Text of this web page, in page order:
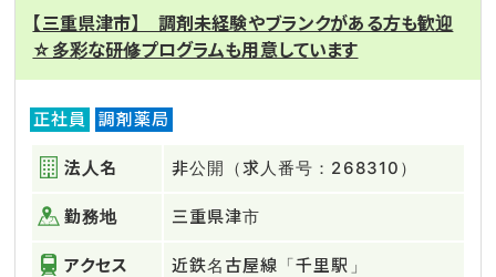
【三重県津市】 調剤未経験やブランクがある方も歓迎
☆多彩な研修プログラムも用意しています
正社員 調剤薬局
法人名 非公開（求人番号：268310）
勤務地 三重県津市
アクセス 近鉄名古屋線「千里駅」